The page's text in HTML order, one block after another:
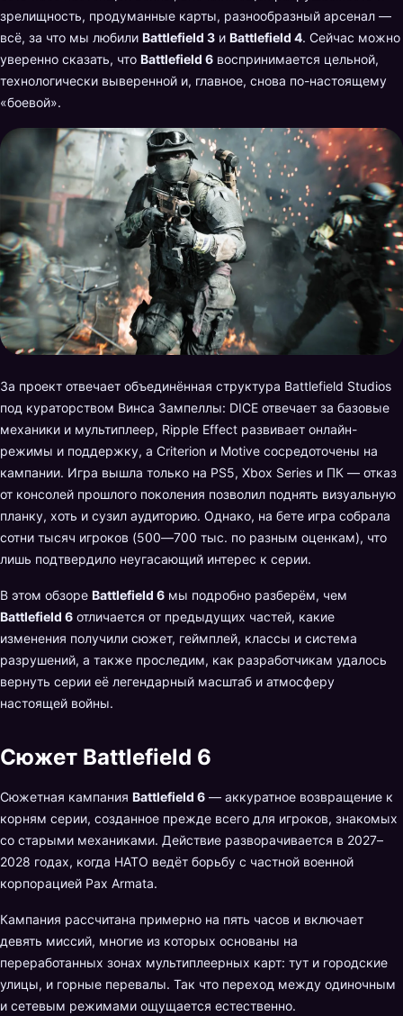
зрелищность, продуманные карты, разнообразный арсенал —
всё, за что мы любили Battlefield 3 и Battlefield 4. Сейчас можно
уверенно сказать, что Battlefield 6 воспринимается цельной,
технологически выверенной и, главное, снова по-настоящему
«боевой».
За проект отвечает объединённая структура Battlefield Studios
под кураторством Винса Зампеллы: DICE отвечает за базовые
механики и мультиплеер, Ripple Effect развивает онлайн-
режимы и поддержку, а Criterion и Motive сосредоточены на
кампании. Игра вышла только на PS5, Xbox Series и ПК — отказ
от консолей прошлого поколения позволил поднять визуальную
планку, хоть и сузил аудиторию. Однако, на бете игра собрала
сотни тысяч игроков (500—700 тыс. по разным оценкам), что
лишь подтвердило неугасающий интерес к серии.
В этом обзоре Battlefield 6 мы подробно разберём, чем
Battlefield 6 отличается от предыдущих частей, какие
изменения получили сюжет, геймплей, классы и система
разрушений, а также проследим, как разработчикам удалось
вернуть серии её легендарный масштаб и атмосферу
настоящей войны.
Сюжет Battlefield 6
Сюжетная кампания Battlefield 6 — аккуратное возвращение к
корням серии, созданное прежде всего для игроков, знакомых
со старыми механиками. Действие разворачивается в 2027–
2028 годах, когда НАТО ведёт борьбу с частной военной
корпорацией Pax Armata.
Кампания рассчитана примерно на пять часов и включает
девять миссий, многие из которых основаны на
переработанных зонах мультиплеерных карт: тут и городские
улицы, и горные перевалы. Так что переход между одиночным
и сетевым режимами ощущается естественно.